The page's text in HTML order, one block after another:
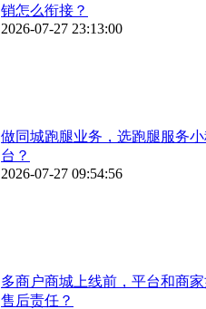
销怎么衔接？
2026-07-27 23:13:00
做同城跑腿业务，选跑腿服务
台？
2026-07-27 09:54:56
多商户商城上线前，平台和商
售后责任？